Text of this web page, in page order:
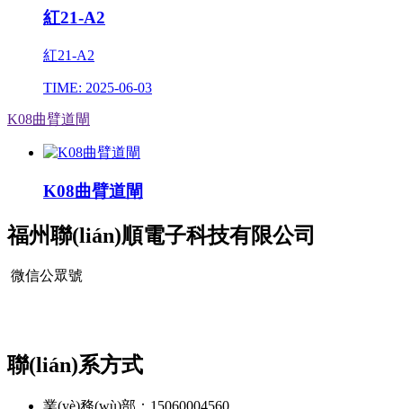
紅21-A2
紅21-A2
TIME: 2025-06-03
K08曲臂道閘
K08曲臂道閘
福州聯(lián)順電子科技有限公司
微信公眾號
聯(lián)系方式